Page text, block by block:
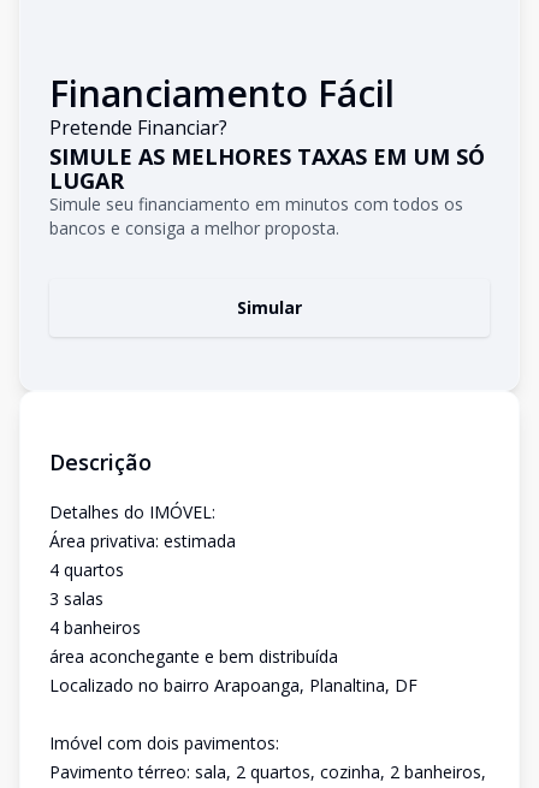
Financiamento Fácil
Pretende Financiar?
SIMULE AS MELHORES TAXAS EM UM SÓ
LUGAR
Simule seu financiamento em minutos com todos os
bancos e consiga a melhor proposta.
Simular
Descrição
Detalhes do IMÓVEL:
Área privativa: estimada
4 quartos
3 salas
4 banheiros
área aconchegante e bem distribuída
Localizado no bairro Arapoanga, Planaltina, DF
Imóvel com dois pavimentos:
Pavimento térreo: sala, 2 quartos, cozinha, 2 banheiros,